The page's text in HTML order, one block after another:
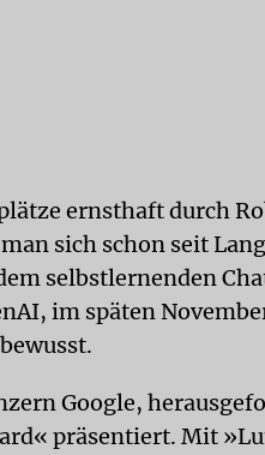
ernsthaft durch
sich schon seit
selbstlernenden
im späten
Google,
präsentiert. Mit